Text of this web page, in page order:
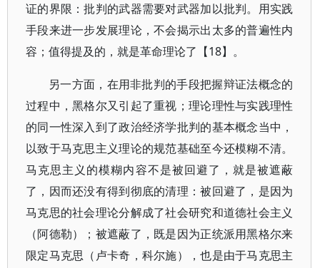
证的界限：批判的武器需要对武器加以批判。用实践
手段来进一步发展理论，不会揭示出太多的普遍性内
容；值得提及的，就是革命理论了【18】。
另一方面，在用非批判的手段把握辩证法概念的
过程中，黑格尔又引起了重视；理论理性与实践理性
的同一性深入到了政治经济学批判的基本概念当中，
以致于马克思主义理论的规范基础至今还模糊不清。
马克思主义的模糊内容不是被回避了，就是被遮蔽
了，因而还没有得到彻底的清理：被回避了，是因为
马克思的社会理论分解成了社会研究和道德社会主义
（阿德勒）；被遮蔽了，既是因为正统派用黑格尔来
限定马克思（卢卡奇，科尔施），也是由于马克思主